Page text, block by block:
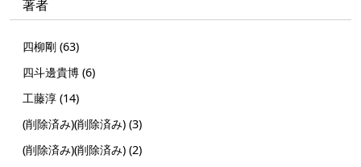
著者
四柳剛 (63)
四斗邊貴博 (6)
工藤淳 (14)
(削除済み)(削除済み) (3)
(削除済み)(削除済み) (2)